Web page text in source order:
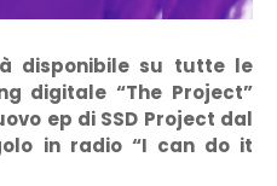
disponibile su tutte le
digitale “The Project”
ep di SSD Project dal
in radio “I can do it